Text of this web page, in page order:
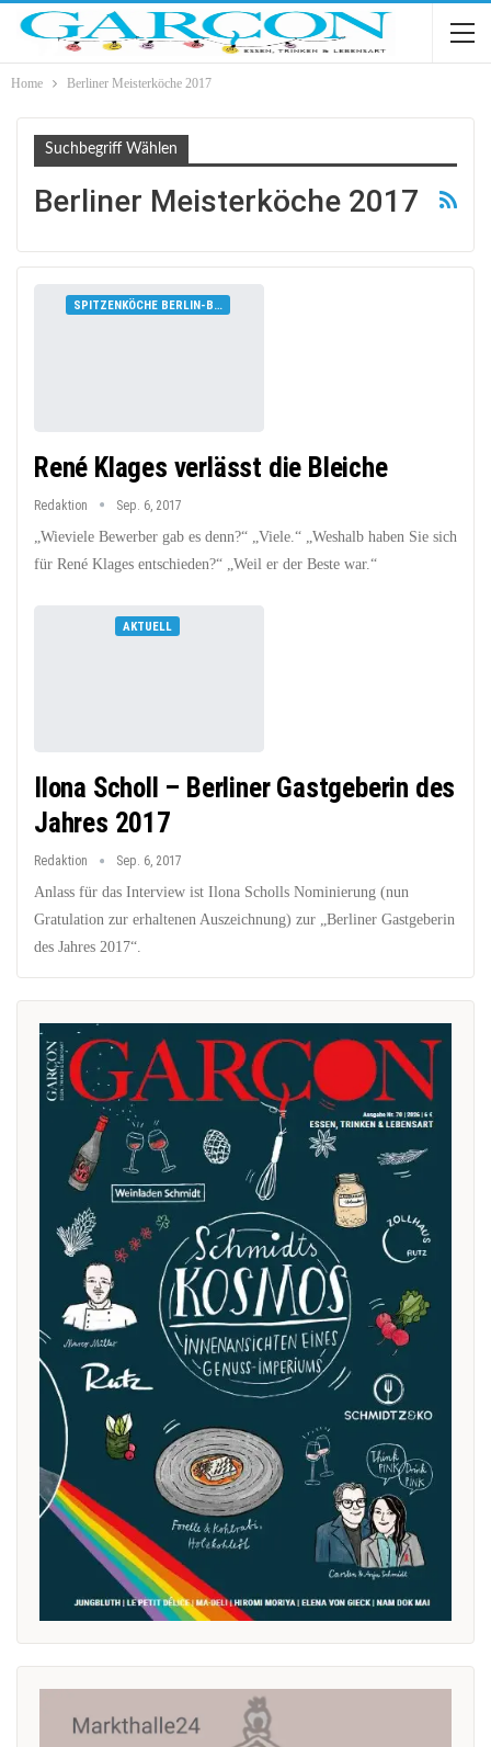
Home Berliner Meisterköche 2017
Suchbegriff Wählen
Berliner Meisterköche 2017
SPITZENKÖCHE BERLIN-BRANDENBURG
René Klages verlässt die Bleiche
Redaktion Sep. 6, 2017
„Wieviele Bewerber gab es denn?“ „Viele.“ „Weshalb haben Sie sich
für René Klages entschieden?“ „Weil er der Beste war.“
AKTUELL
Ilona Scholl – Berliner Gastgeberin des
Jahres 2017
Redaktion Sep. 6, 2017
Anlass für das Interview ist Ilona Scholls Nominierung (nun
Gratulation zur erhaltenen Auszeichnung) zur „Berliner Gastgeberin
des Jahres 2017“.